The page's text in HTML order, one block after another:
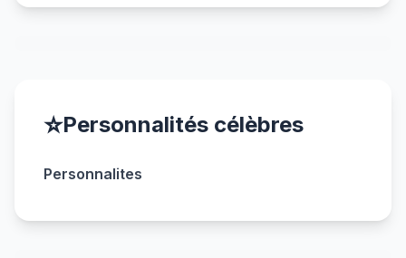
⭐Personnalités célèbres
Personnalites